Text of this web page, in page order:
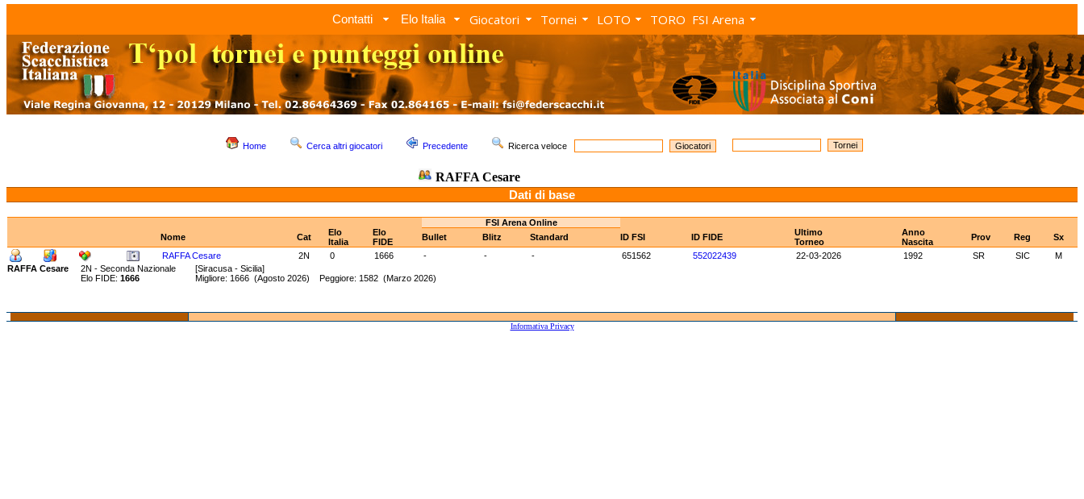
Contatti Elo Italia Giocatori Tornei LOTO TORO FSI Arena
Home Cerca altri giocatori Precedente Ricerca veloce
RAFFA Cesare
Dati di base
FSI Arena Online
Nome
Cat
Elo
Italia
Elo
FIDE
Bullet Blitz Standard ID FSI ID FIDE
Ultimo
Torneo
Anno
Nascita
Prov Reg
Sx
RAFFA Cesare
2N 0 1666 - - - 651562 552022439 22-03-2026 1992 SR SIC
M
RAFFA Cesare
2N - Seconda Nazionale [Siracusa - Sicilia]
Elo FIDE: 1666 Migliore: 1666 (Agosto 2026) Peggiore: 1582 (Marzo 2026)
Informativa Privacy